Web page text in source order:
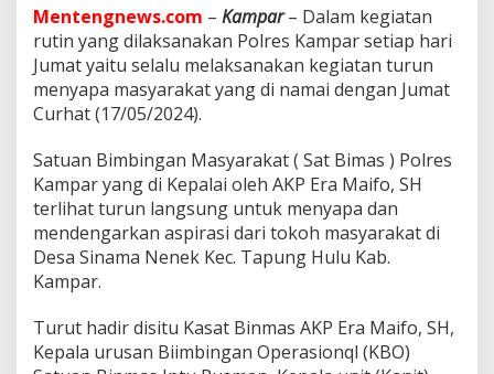
a
p
a
d
a
e
n
d
e
n
g
k
a
n
Mentengnews.com – Kampar– Dalam kegiatan
rutin yang dilaksanakan Polres Kampar setiap hari
Jumat yaitu selalu melaksanakan kegiatan turun
menyapa masyarakat yang di namai dengan Jumat
Curhat (17/05/2024).
Satuan Bimbingan Masyarakat ( Sat Bimas ) Polres
Kampar yang di Kepalai oleh AKP Era Maifo, SH
terlihat turun langsung untuk menyapa dan
mendengarkan aspirasi dari tokoh masyarakat di
Desa Sinama Nenek Kec. Tapung Hulu Kab.
Kampar.
Turut hadir disitu Kasat Binmas AKP Era Maifo, SH,
Kepala urusan Biimbingan Operasionql (KBO)